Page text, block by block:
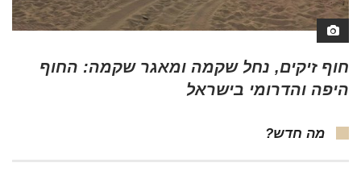
חוף זיקים, נחל שקמה ומאגר שקמה: החוף
היפה והדרומי בישראל
מה חדש?